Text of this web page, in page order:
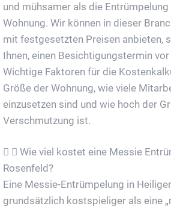
und mühsamer als die Entrümpelung
Wohnung. Wir können in dieser
mit festgesetzten Preisen anbieten,
Ihnen, einen Besichtigungstermin
Wichtige Faktoren für die
Größe der Wohnung, wie viele
einzusetzen sind und wie hoch der
Verschmutzung ist.
Wie viel kostet eine Messie
Rosenfeld?
Eine Messie-Entrümpelung in
grundsätzlich kostspieliger als eine